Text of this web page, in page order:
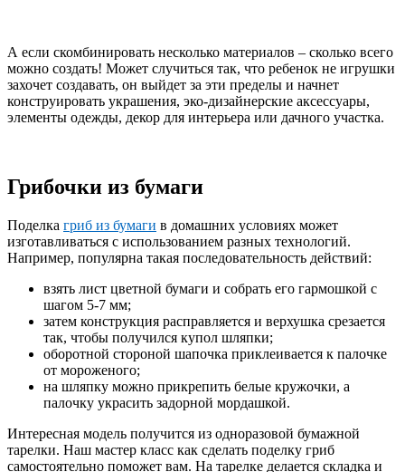
А если скомбинировать несколько материалов – сколько всего
можно создать! Может случиться так, что ребенок не игрушки
захочет создавать, он выйдет за эти пределы и начнет
конструировать украшения, эко-дизайнерские аксессуары,
элементы одежды, декор для интерьера или дачного участка.
Грибочки из бумаги
Поделка гриб из бумаги в домашних условиях может
изготавливаться с использованием разных технологий.
Например, популярна такая последовательность действий:
взять лист цветной бумаги и собрать его гармошкой с
шагом 5-7 мм;
затем конструкция расправляется и верхушка срезается
так, чтобы получился купол шляпки;
оборотной стороной шапочка приклеивается к палочке
от мороженого;
на шляпку можно прикрепить белые кружочки, а
палочку украсить задорной мордашкой.
Интересная модель получится из одноразовой бумажной
тарелки. Наш мастер класс как сделать поделку гриб
самостоятельно поможет вам. На тарелке делается складка и